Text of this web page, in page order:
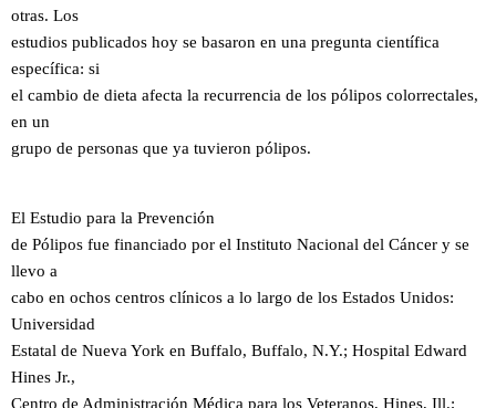
otras. Los
estudios publicados hoy se basaron en una pregunta científica
específica: si
el cambio de dieta afecta la recurrencia de los pólipos colorrectales,
en un
grupo de personas que ya tuvieron pólipos.
El Estudio para la Prevención
de Pólipos fue financiado por el Instituto Nacional del Cáncer y se
llevo a
cabo en ochos centros clínicos a lo largo de los Estados Unidos:
Universidad
Estatal de Nueva York en Buffalo, Buffalo, N.Y.; Hospital Edward
Hines Jr.,
Centro de Administración Médica para los Veteranos, Hines, Ill.;